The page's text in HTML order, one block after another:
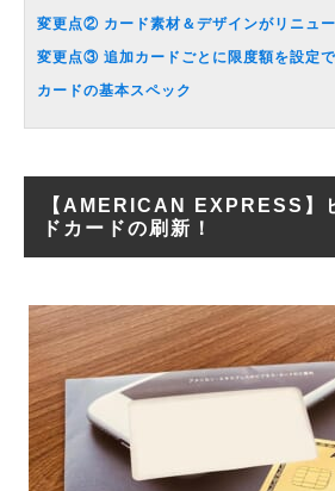
変更点② カード素材＆デザインがリニュ
変更点③ 追加カードごとに限度額を設定
カードの基本スペック
【AMERICAN EXPRESS】
ドカードの刷新！